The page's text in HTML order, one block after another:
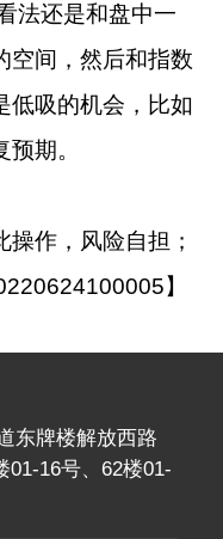
法还是和盘中一
空间，然后和指数
低吸的机会，比如
期。
操作，风险自担；
】
东牌楼解放西路
01-16号、62楼01-